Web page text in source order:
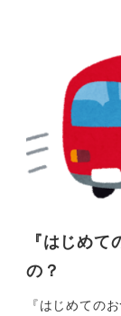
『はじめ
の？
『はじめての